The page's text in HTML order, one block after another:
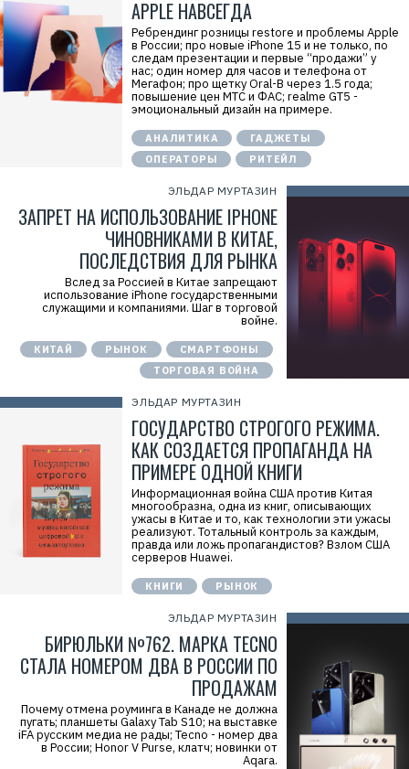
APPLE НАВСЕГДА
Ребрендинг розницы restore и проблемы Apple
в России; про новые iPhone 15 и не только, по
следам презентации и первые “продажи” у
нас; один номер для часов и телефона от
Мегафон; про щетку Oral-B через 1.5 года;
повышение цен МТС и ФАС; realme GT5 -
эмоциональный дизайн на примере.
АНАЛИТИКА
ГАДЖЕТЫ
ОПЕРАТОРЫ
РИТЕЙЛ
ЭЛЬДАР МУРТАЗИН
ЗАПРЕТ НА ИСПОЛЬЗОВАНИЕ IPHONE
ЧИНОВНИКАМИ В КИТАЕ,
ПОСЛЕДСТВИЯ ДЛЯ РЫНКА
Вслед за Россией в Китае запрещают
использование iPhone государственными
служащими и компаниями. Шаг в торговой
войне.
КИТАЙ РЫНОК
СМАРТФОНЫ
ТОРГОВАЯ ВОЙНА
ЭЛЬДАР МУРТАЗИН
ГОСУДАРСТВО СТРОГОГО РЕЖИМА.
КАК СОЗДАЕТСЯ ПРОПАГАНДА НА
ПРИМЕРЕ ОДНОЙ КНИГИ
Информационная война США против Китая
многообразна, одна из книг, описывающих
ужасы в Китае и то, как технологии эти ужасы
реализуют. Тотальный контроль за каждым,
правда или ложь пропагандистов? Взлом США
серверов Huawei.
КНИГИ РЫНОК
ЭЛЬДАР МУРТАЗИН
БИРЮЛЬКИ №762. МАРКА TECNO
СТАЛА НОМЕРОМ ДВА В РОССИИ ПО
ПРОДАЖАМ
Почему отмена роуминга в Канаде не должна
пугать; планшеты Galaxy Tab S10; на выставке
iFA русским медиа не рады; Tecno - номер два
в России; Honor V Purse, клатч; новинки от
Aqara.